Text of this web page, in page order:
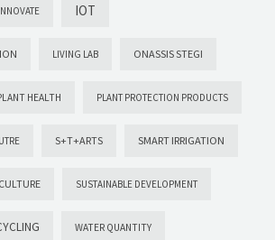
IOT
LIVING LAB ONASSIS STEGI
HEALTH PLANT PROTECTION PRODUCTS
S+T+ARTS SMART IRRIGATION
SUSTAINABLE DEVELOPMENT
WATER QUANTITY